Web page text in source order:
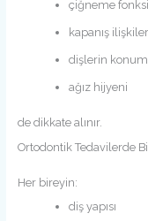
çiğneme
kapanış
dişlerin
ağız hijyeni
de dikkate alınır.
Ortodontik Tedavilerde
Her bireyin:
diş yapısı